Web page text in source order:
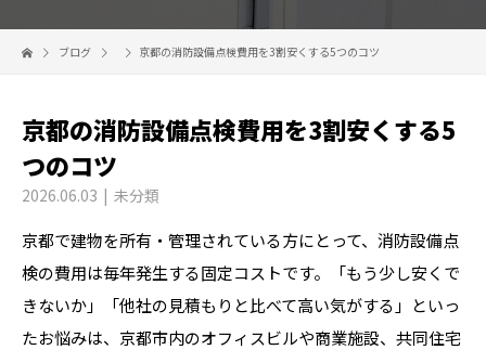
ブログ 京都の消防設備点検費用を3割安くする5つのコツ
京都の消防設備点検費用を3割安くする5
つのコツ
2026.06.03 未分類
京都で建物を所有・管理されている方にとって、消防設備点
検の費用は毎年発生する固定コストです。「もう少し安くで
きないか」「他社の見積もりと比べて高い気がする」といっ
たお悩みは、京都市内のオフィスビルや商業施設、共同住宅